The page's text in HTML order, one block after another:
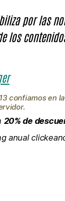
por las
los
confiamos en
20% de
anual